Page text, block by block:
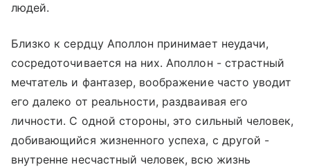
людей.
Близко к сердцу Аполлон принимает неудачи,
сосредоточивается на них. Аполлон - страстный
мечтатель и фантазер, воображение часто уводит
его далеко от реальности, раздваивая его
личности. С одной стороны, это сильный человек,
добивающийся жизненного успеха, с другой -
внутренне несчастный человек, всю жизнь